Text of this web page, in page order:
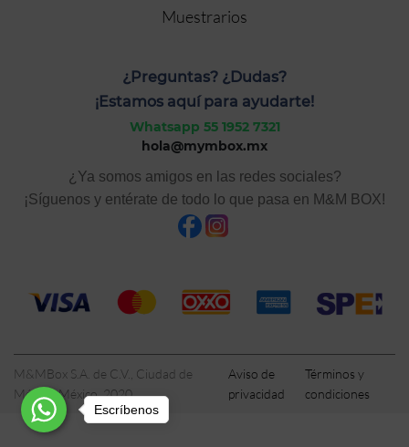
Muestrarios
¿Preguntas? ¿Dudas?
¡Estamos aquí para ayudarte!
Whatsapp 55 1952 7321
hola@mymbox.mx
¿Ya somos amigos en las redes sociales?
¡Síguenos y entérate de todo lo que pasa en M&M BOX!
M&MBox S.A. de C.V., Ciudad de
México, México, 2020
Aviso de
privacidad
Términos y
condiciones
Escríbenos